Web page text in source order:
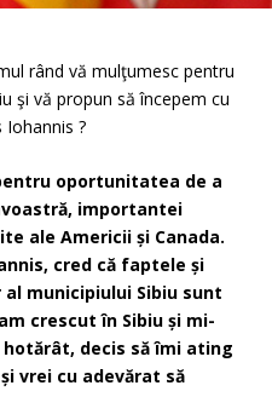
rând vă mulţumesc pentru
şi vă propun să începem cu
Iohannis ?
oportunitatea de a
importantei
ale Americii și Canada.
cred că faptele și
municipiului Sibiu sunt
crescut în Sibiu și mi-
decis să îmi ating
vrei cu adevărat să